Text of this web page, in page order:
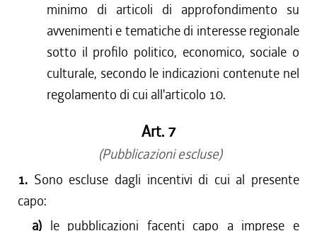
minimo di articoli di approfondimento su
avvenimenti e tematiche di interesse regionale
sotto il profilo politico, economico, sociale o
culturale, secondo le indicazioni contenute nel
regolamento di cui all'articolo 10.
Art. 7
(Pubblicazioni escluse)
1. Sono escluse dagli incentivi di cui al presente
capo:
a) le pubblicazioni facenti capo a imprese e